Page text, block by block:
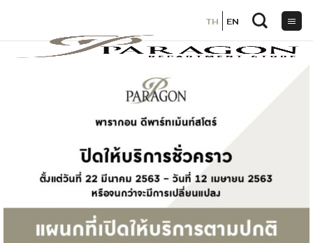
TH EN
TH EN